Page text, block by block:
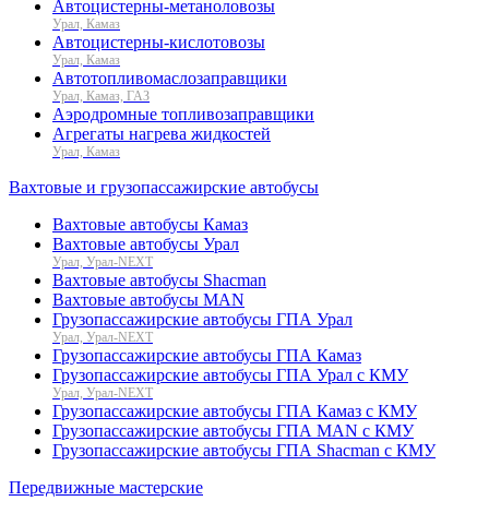
Автоцистерны-метаноловозы
Урал, Камаз
Автоцистерны-кислотовозы
Урал, Камаз
Автотопливомаслозаправщики
Урал, Камаз, ГАЗ
Аэродромные топливозаправщики
Агрегаты нагрева жидкостей
Урал, Камаз
Вахтовые и грузопассажирские автобусы
Вахтовые автобусы Камаз
Вахтовые автобусы Урал
Урал, Урал-NEXT
Вахтовые автобусы Shacman
Вахтовые автобусы MAN
Грузопассажирские автобусы ГПА Урал
Урал, Урал-NEXT
Грузопассажирские автобусы ГПА Камаз
Грузопассажирские автобусы ГПА Урал с КМУ
Урал, Урал-NEXT
Грузопассажирские автобусы ГПА Камаз с КМУ
Грузопассажирские автобусы ГПА MAN с КМУ
Грузопассажирские автобусы ГПА Shacman с КМУ
Передвижные мастерские